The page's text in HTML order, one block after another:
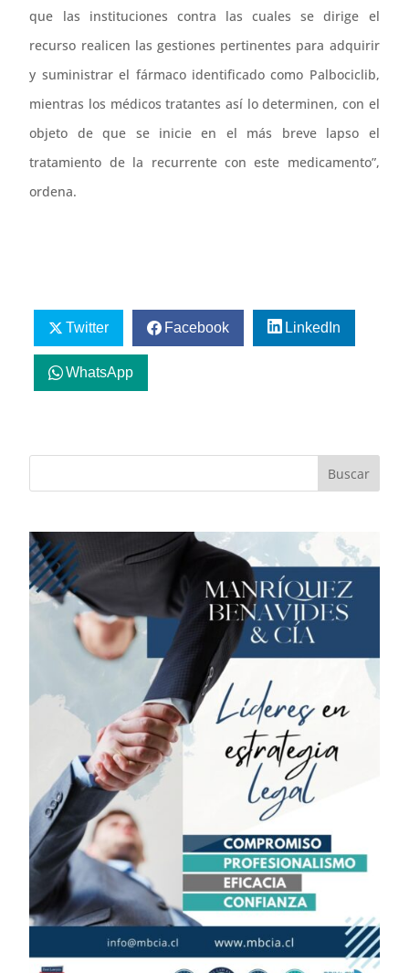
que las instituciones contra las cuales se dirige el
recurso realicen las gestiones pertinentes para adquirir
y suministrar el fármaco identificado como Palbociclib,
mientras los médicos tratantes así lo determinen, con el
objeto de que se inicie en el más breve lapso el
tratamiento de la recurrente con este medicamento”,
ordena.
Twitter Facebook LinkedIn
WhatsApp